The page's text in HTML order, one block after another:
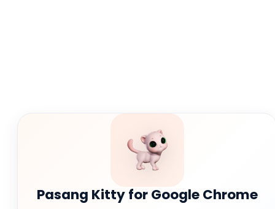
Pasang Kitty for Google Chrome